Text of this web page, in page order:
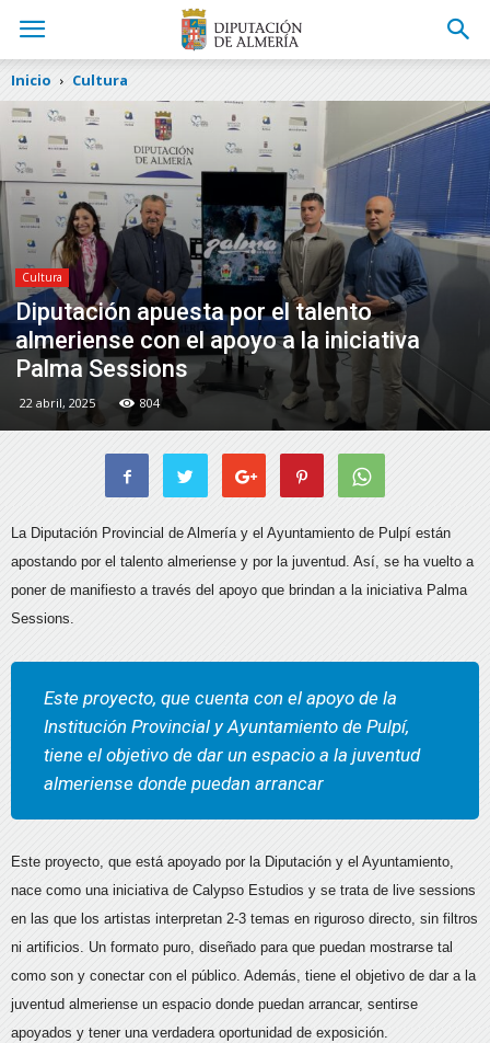
Inicio Cultura
Cultura
Diputación apuesta por el talento
almeriense con el apoyo a la iniciativa
Palma Sessions
22 abril, 2025 804
La Diputación Provincial de Almería y el Ayuntamiento de Pulpí están
apostando por el talento almeriense y por la juventud. Así, se ha vuelto a
poner de manifiesto a través del apoyo que brindan a la iniciativa Palma
Sessions.
Este proyecto, que cuenta con el apoyo de la
Institución Provincial y Ayuntamiento de Pulpí,
tiene el objetivo de dar un espacio a la juventud
almeriense donde puedan arrancar
Este proyecto, que está apoyado por la Diputación y el Ayuntamiento,
nace como una iniciativa de Calypso Estudios y se trata de live sessions
en las que los artistas interpretan 2-3 temas en riguroso directo, sin filtros
ni artificios. Un formato puro, diseñado para que puedan mostrarse tal
como son y conectar con el público. Además, tiene el objetivo de dar a la
juventud almeriense un espacio donde puedan arrancar, sentirse
apoyados y tener una verdadera oportunidad de exposición.